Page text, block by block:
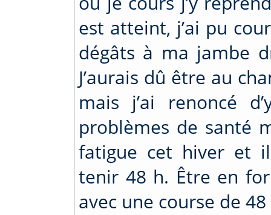
est atteint, j’ai pu
dégâts à ma jambe
J’aurais dû être au
mais j’ai renoncé
problèmes de santé
fatigue cet hiver et
tenir 48 h. Être en
avec une course de